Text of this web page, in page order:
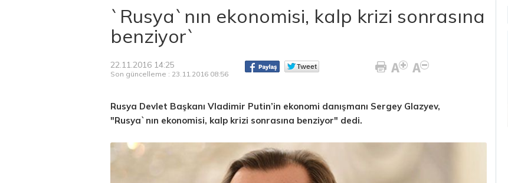
`Rusya`nın ekonomisi, kalp krizi sonrasına
benziyor`
22.11.2016 14:25
Son güncelleme : 23.11.2016 08:56
Rusya Devlet Başkanı Vladimir Putin’in ekonomi danışmanı Sergey Glazyev,
"Rusya`nın ekonomisi, kalp krizi sonrasına benziyor" dedi.